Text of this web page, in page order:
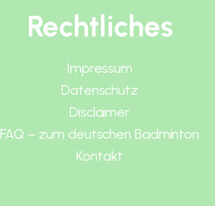
Rechtliches
Impressum
Datenschutz
Disclaimer
FAQ – zum deutschen Badminton
Kontakt